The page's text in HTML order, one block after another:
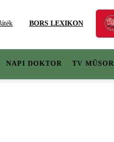
BORS LEXIKON
NAPI DOKTOR TV MŰSOR